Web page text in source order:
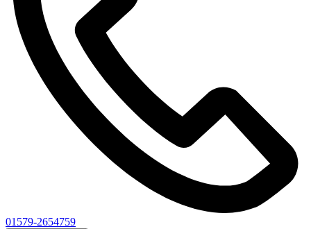
01579-2654759